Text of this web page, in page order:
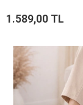
1.589,00 TL